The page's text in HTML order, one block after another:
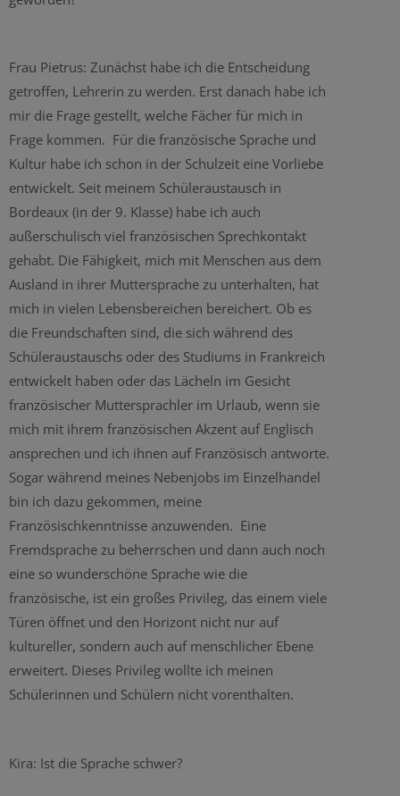
Frau Pietrus: Zunächst habe ich die Entscheidung
getroffen, Lehrerin zu werden. Erst danach habe ich
mir die Frage gestellt, welche Fächer für mich in
Frage kommen. Für die französische Sprache und
Kultur habe ich schon in der Schulzeit eine Vorliebe
entwickelt. Seit meinem Schüleraustausch in
Bordeaux (in der 9. Klasse) habe ich auch
außerschulisch viel französischen Sprechkontakt
gehabt. Die Fähigkeit, mich mit Menschen aus dem
Ausland in ihrer Muttersprache zu unterhalten, hat
mich in vielen Lebensbereichen bereichert. Ob es
die Freundschaften sind, die sich während des
Schüleraustauschs oder des Studiums in Frankreich
entwickelt haben oder das Lächeln im Gesicht
französischer Muttersprachler im Urlaub, wenn sie
mich mit ihrem französischen Akzent auf Englisch
ansprechen und ich ihnen auf Französisch antworte.
Sogar während meines Nebenjobs im Einzelhandel
bin ich dazu gekommen, meine
Französischkenntnisse anzuwenden. Eine
Fremdsprache zu beherrschen und dann auch noch
eine so wunderschöne Sprache wie die
französische, ist ein großes Privileg, das einem viele
Türen öffnet und den Horizont nicht nur auf
kultureller, sondern auch auf menschlicher Ebene
erweitert. Dieses Privileg wollte ich meinen
Schülerinnen und Schülern nicht vorenthalten.
Kira: Ist die Sprache schwer?